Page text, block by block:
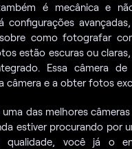
é mecânica e
configurações
como fotografar
estão escuras ou
Essa câmera
câmera e a obter fotos
uma das melhores
estiver procurando por
qualidade, você já o